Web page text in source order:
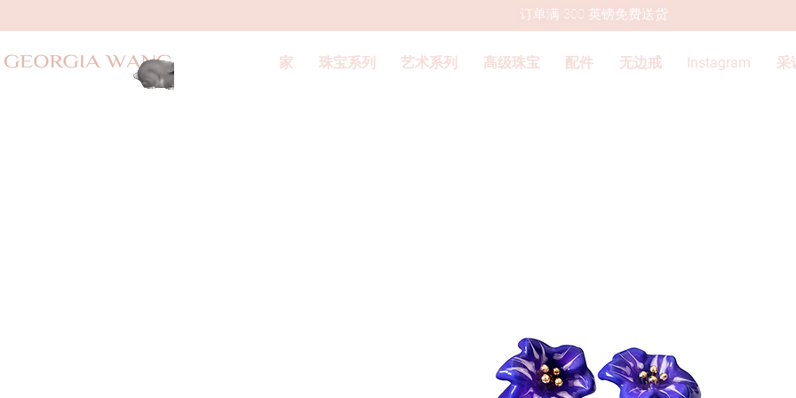
家 珠宝系列 艺术系列 高级珠宝 配件 无边戒 Instagram 采
订单满 300 英镑免费送货